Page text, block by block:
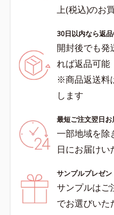
上(税込)のお
30日以内なら返
開封後でも発
れば返品可能
※商品返送料
します
最短ご注文翌日お
一部地域を除
日にお届けい
サンプルプレゼン
サンプルはご
でお選びいた